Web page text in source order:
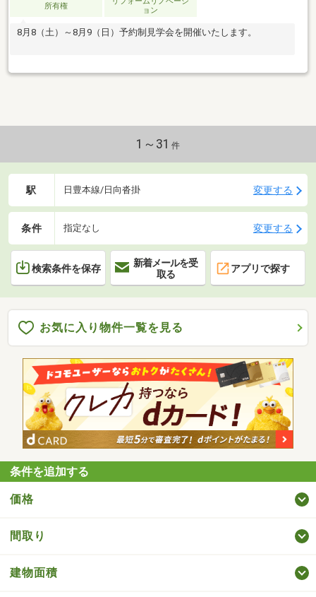
所有権
ョン
8月8（土）～8月9（日）予約制見学会を開催いたします。
1～31 件
駅 日豊本線/日向沓掛 変更する
条件 指定なし 変更する
検索条件を保存
新着メールを受
取る
アプリで探す
お気に入り物件一覧を見る
条件を追加する
価格
間取り
建物面積